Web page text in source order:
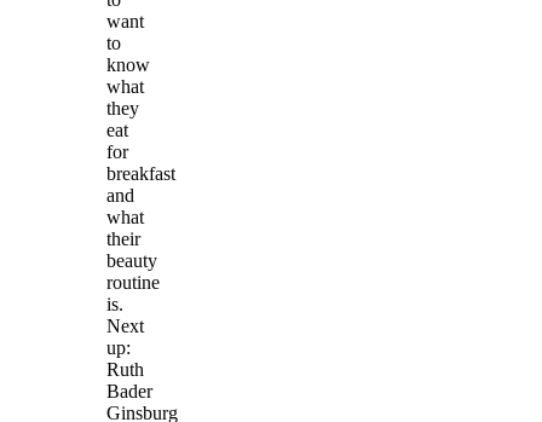
want
to
know
what
they
eat
for
breakfast
and
what
their
beauty
routine
is.
Next
up:
Ruth
Bader
Ginsburg